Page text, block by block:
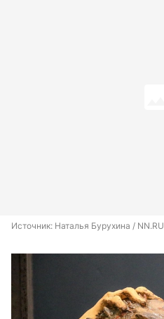
Источник: Наталья Бурухина / NN.RU